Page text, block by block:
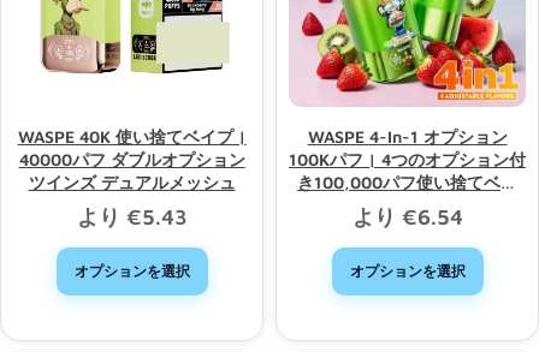
WASPE 40K 使い捨てベイプ |
40000パフ ダブルオプション
ツインズ デュアルメッシュ
より €5.43
オプションを選択
WASPE 4-In-1 オプション
100Kパフ | 4つのオプション付
き100,000パフ使い捨てベイ
プ、卸売販売
より €6.54
オプションを選択